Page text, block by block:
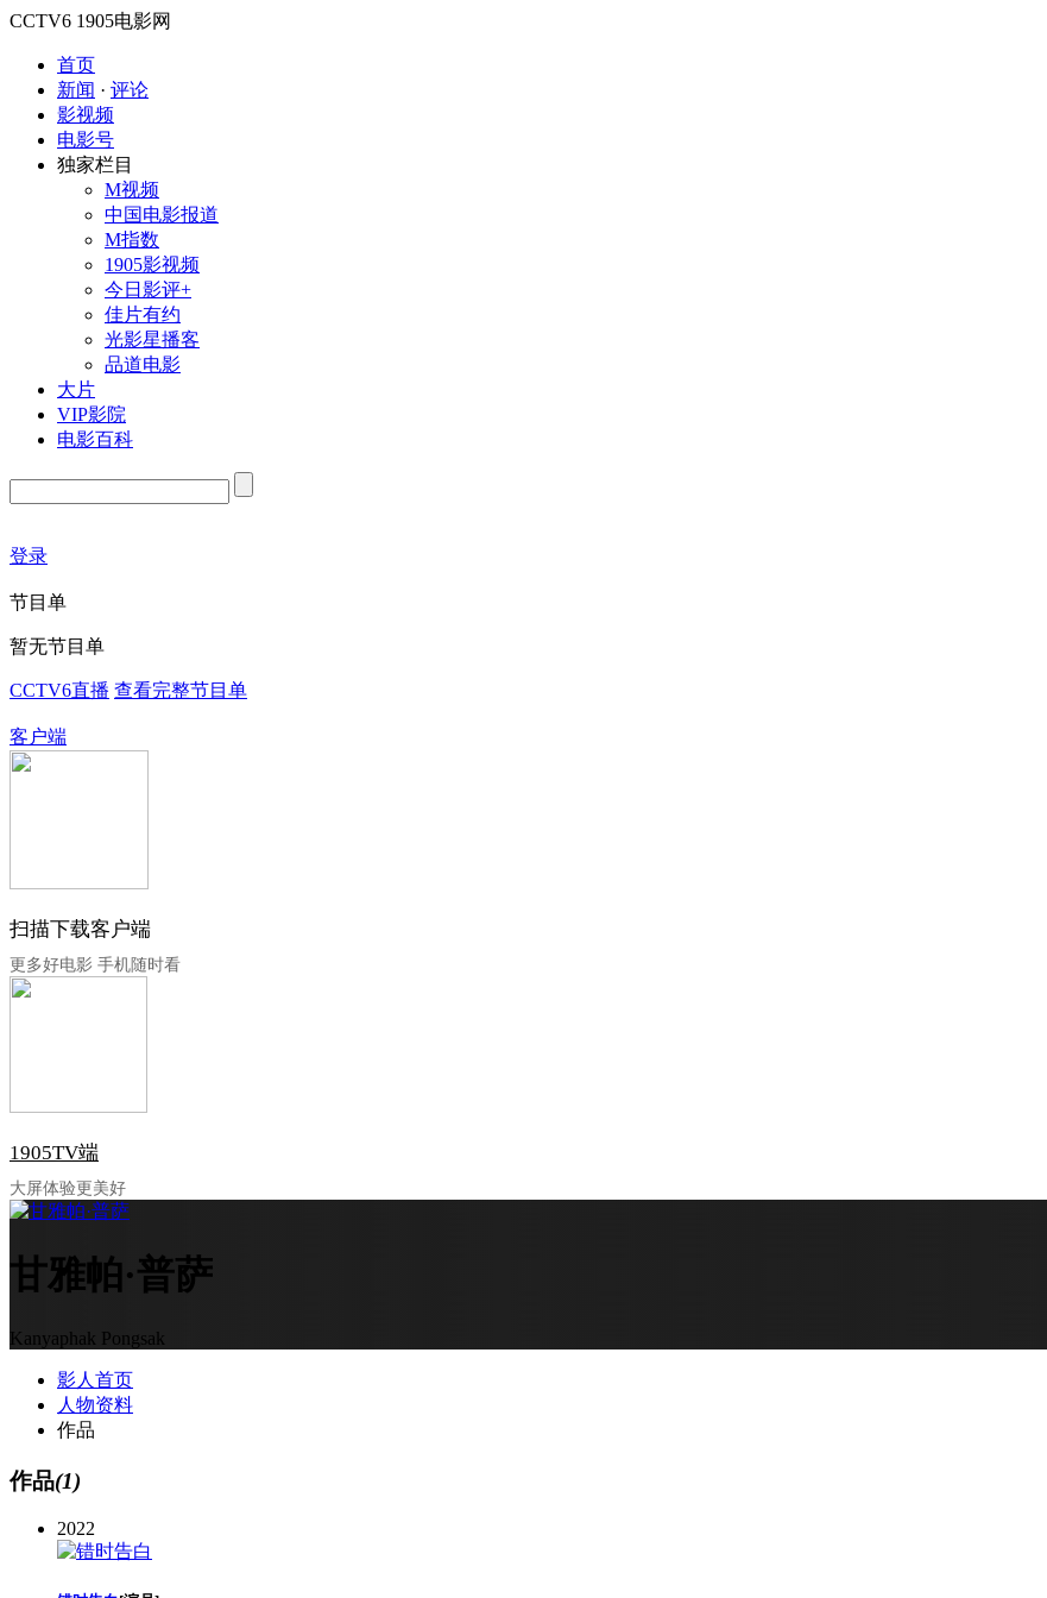
CCTV6 1905电影网
首页
新闻 · 评论
影视频
电影号
独家栏目
M视频
中国电影报道
M指数
1905影视频
今日影评+
佳片有约
光影星播客
品道电影
大片
VIP影院
电影百科
登录
节目单
暂无节目单
CCTV6直播 查看完整节目单
客户端
扫描下载客户端
更多好电影 手机随时看
1905TV端
大屏体验更美好
甘雅帕·普萨
Kanyaphak Pongsak
影人首页
人物资料
作品
作品(1)
2022